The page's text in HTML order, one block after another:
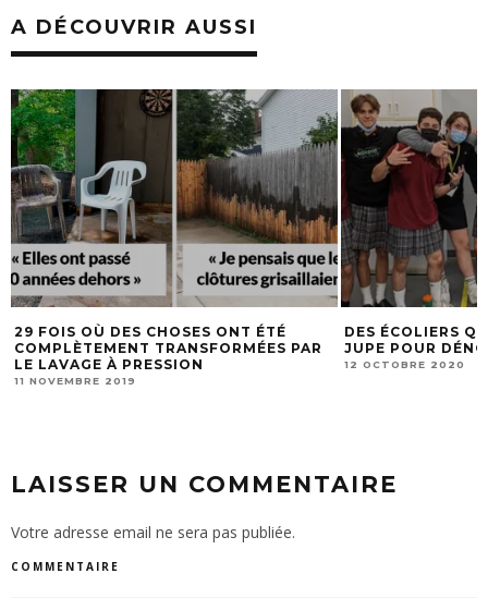
A DÉCOUVRIR AUSSI
ÉTÉ
PAR
DES ÉCOLIERS QUÉBÉCOIS PORTENT LA
JUPE POUR DÉNONCER LE SEXISME.
12 OCTOBRE 2020 20
LAISSER UN COMMENTAIRE
Votre adresse email ne sera pas publiée.
COMMENTAIRE